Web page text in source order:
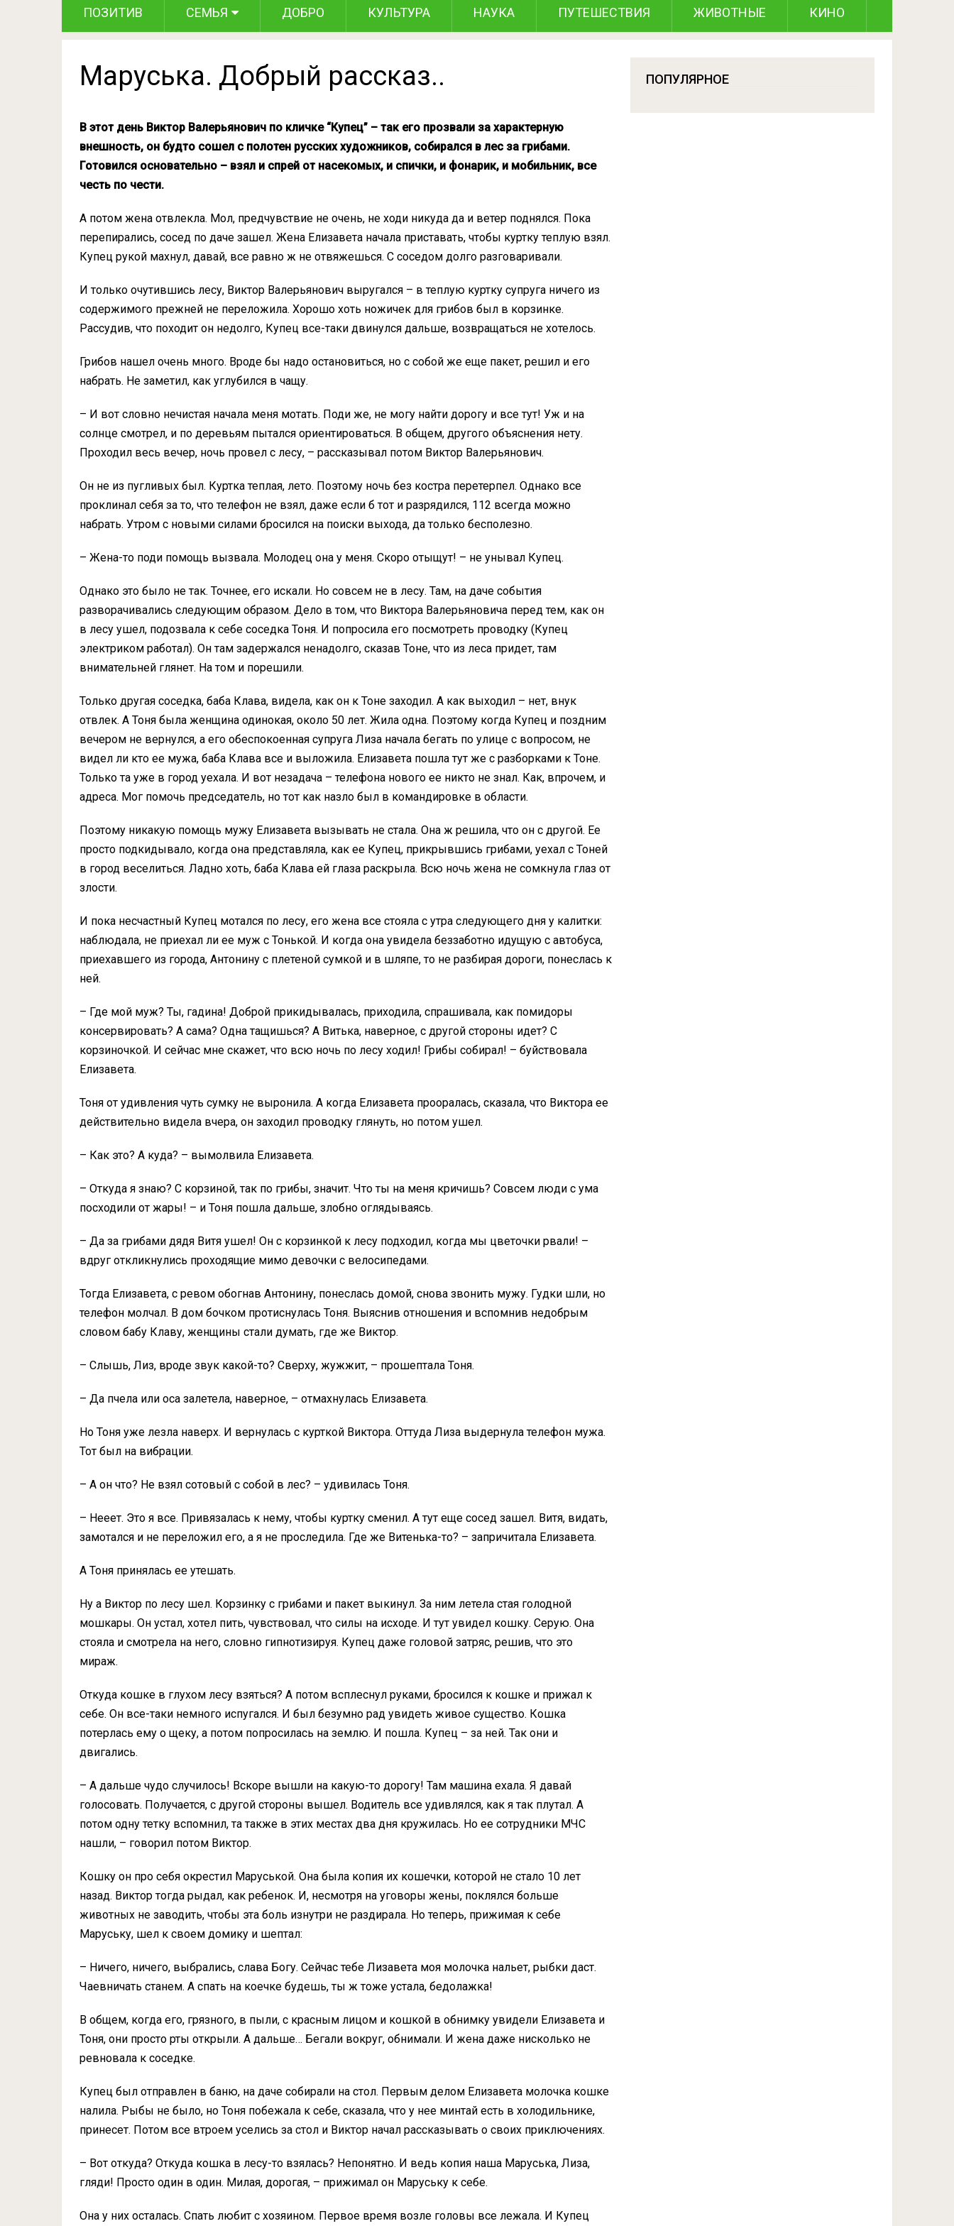
ПОЗИТИВ СЕМЬЯ ДОБРО КУЛЬТУРА НАУКА ПУТЕШЕСТВИЯ ЖИВОТНЫЕ КИНО
Маруська. Добрый рассказ..
В этот день Виктор Валерьянович по кличке “Купец” – так его прозвали за характерную
внешность, он будто сошел с полотен русских художников, собирался в лес за грибами.
Готовился основательно – взял и спрей от насекомых, и спички, и фонарик, и мобильник, все
честь по чести.
А потом жена отвлекла. Мол, предчувствие не очень, не ходи никуда да и ветер поднялся. Пока
перепирались, сосед по даче зашел. Жена Елизавета начала приставать, чтобы куртку теплую взял.
Купец рукой махнул, давай, все равно ж не отвяжешься. С соседом долго разговаривали.
И только очутившись лесу, Виктор Валерьянович выругался – в теплую куртку супруга ничего из
содержимого прежней не переложила. Хорошо хоть ножичек для грибов был в корзинке.
Рассудив, что походит он недолго, Купец все-таки двинулся дальше, возвращаться не хотелось.
Грибов нашел очень много. Вроде бы надо остановиться, но с собой же еще пакет, решил и его
набрать. Не заметил, как углубился в чащу.
– И вот словно нечистая начала меня мотать. Поди же, не могу найти дорогу и все тут! Уж и на
солнце смотрел, и по деревьям пытался ориентироваться. В общем, другого объяснения нету.
Проходил весь вечер, ночь провел с лесу, – рассказывал потом Виктор Валерьянович.
Он не из пугливых был. Куртка теплая, лето. Поэтому ночь без костра перетерпел. Однако все
проклинал себя за то, что телефон не взял, даже если б тот и разрядился, 112 всегда можно
набрать. Утром с новыми силами бросился на поиски выхода, да только бесполезно.
– Жена-то поди помощь вызвала. Молодец она у меня. Скоро отыщут! – не унывал Купец.
Однако это было не так. Точнее, его искали. Но совсем не в лесу. Там, на даче события
разворачивались следующим образом. Дело в том, что Виктора Валерьяновича перед тем, как он
в лесу ушел, подозвала к себе соседка Тоня. И попросила его посмотреть проводку (Купец
электриком работал). Он там задержался ненадолго, сказав Тоне, что из леса придет, там
внимательней глянет. На том и порешили.
Только другая соседка, баба Клава, видела, как он к Тоне заходил. А как выходил – нет, внук
отвлек. А Тоня была женщина одинокая, около 50 лет. Жила одна. Поэтому когда Купец и поздним
вечером не вернулся, а его обеспокоенная супруга Лиза начала бегать по улице с вопросом, не
видел ли кто ее мужа, баба Клава все и выложила. Елизавета пошла тут же с разборками к Тоне.
Только та уже в город уехала. И вот незадача – телефона нового ее никто не знал. Как, впрочем, и
адреса. Мог помочь председатель, но тот как назло был в командировке в области.
Поэтому никакую помощь мужу Елизавета вызывать не стала. Она ж решила, что он с другой. Ее
просто подкидывало, когда она представляла, как ее Купец, прикрывшись грибами, уехал с Тоней
в город веселиться. Ладно хоть, баба Клава ей глаза раскрыла. Всю ночь жена не сомкнула глаз от
злости.
И пока несчастный Купец мотался по лесу, его жена все стояла с утра следующего дня у калитки:
наблюдала, не приехал ли ее муж с Тонькой. И когда она увидела беззаботно идущую с автобуса,
приехавшего из города, Антонину с плетеной сумкой и в шляпе, то не разбирая дороги, понеслась к
ней.
– Где мой муж? Ты, гадина! Доброй прикидывалась, приходила, спрашивала, как помидоры
консервировать? А сама? Одна тащишься? А Витька, наверное, с другой стороны идет? С
корзиночкой. И сейчас мне скажет, что всю ночь по лесу ходил! Грибы собирал! – буйствовала
Елизавета.
Тоня от удивления чуть сумку не выронила. А когда Елизавета прооралась, сказала, что Виктора ее
действительно видела вчера, он заходил проводку глянуть, но потом ушел.
– Как это? А куда? – вымолвила Елизавета.
– Откуда я знаю? С корзиной, так по грибы, значит. Что ты на меня кричишь? Совсем люди с ума
посходили от жары! – и Тоня пошла дальше, злобно оглядываясь.
– Да за грибами дядя Витя ушел! Он с корзинкой к лесу подходил, когда мы цветочки рвали! –
вдруг откликнулись проходящие мимо девочки с велосипедами.
Тогда Елизавета, с ревом обогнав Антонину, понеслась домой, снова звонить мужу. Гудки шли, но
телефон молчал. В дом бочком протиснулась Тоня. Выяснив отношения и вспомнив недобрым
словом бабу Клаву, женщины стали думать, где же Виктор.
– Слышь, Лиз, вроде звук какой-то? Сверху, жужжит, – прошептала Тоня.
– Да пчела или оса залетела, наверное, – отмахнулась Елизавета.
Но Тоня уже лезла наверх. И вернулась с курткой Виктора. Оттуда Лиза выдернула телефон мужа.
Тот был на вибрации.
– А он что? Не взял сотовый с собой в лес? – удивилась Тоня.
– Нееет. Это я все. Привязалась к нему, чтобы куртку сменил. А тут еще сосед зашел. Витя, видать,
замотался и не переложил его, а я не проследила. Где же Витенька-то? – запричитала Елизавета.
А Тоня принялась ее утешать.
Ну а Виктор по лесу шел. Корзинку с грибами и пакет выкинул. За ним летела стая голодной
мошкары. Он устал, хотел пить, чувствовал, что силы на исходе. И тут увидел кошку. Серую. Она
стояла и смотрела на него, словно гипнотизируя. Купец даже головой затряс, решив, что это
мираж.
Откуда кошке в глухом лесу взяться? А потом всплеснул руками, бросился к кошке и прижал к
себе. Он все-таки немного испугался. И был безумно рад увидеть живое существо. Кошка
потерлась ему о щеку, а потом попросилась на землю. И пошла. Купец – за ней. Так они и
двигались.
– А дальше чудо случилось! Вскоре вышли на какую-то дорогу! Там машина ехала. Я давай
голосовать. Получается, с другой стороны вышел. Водитель все удивлялся, как я так плутал. А
потом одну тетку вспомнил, та также в этих местах два дня кружилась. Но ее сотрудники МЧС
нашли, – говорил потом Виктор.
Кошку он про себя окрестил Маруськой. Она была копия их кошечки, которой не стало 10 лет
назад. Виктор тогда рыдал, как ребенок. И, несмотря на уговоры жены, поклялся больше
животных не заводить, чтобы эта боль изнутри не раздирала. Но теперь, прижимая к себе
Маруську, шел к своем домику и шептал:
– Ничего, ничего, выбрались, слава Богу. Сейчас тебе Лизавета моя молочка нальет, рыбки даст.
Чаевничать станем. А спать на коечке будешь, ты ж тоже устала, бедолажка!
В общем, когда его, грязного, в пыли, с красным лицом и кошкой в обнимку увидели Елизавета и
Тоня, они просто рты открыли. А дальше… Бегали вокруг, обнимали. И жена даже нисколько не
ревновала к соседке.
Купец был отправлен в баню, на даче собирали на стол. Первым делом Елизавета молочка кошке
налила. Рыбы не было, но Тоня побежала к себе, сказала, что у нее минтай есть в холодильнике,
принесет. Потом все втроем уселись за стол и Виктор начал рассказывать о своих приключениях.
– Вот откуда? Откуда кошка в лесу-то взялась? Непонятно. И ведь копия наша Маруська, Лиза,
гляди! Просто один в один. Милая, дорогая, – прижимал он Маруську к себе.
Она у них осталась. Спать любит с хозяином. Первое время возле головы все лежала. И Купец
ПОПУЛЯРНОЕ